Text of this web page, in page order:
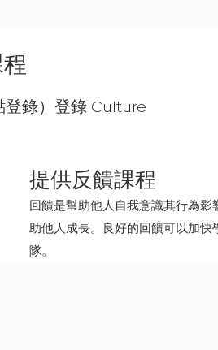
登錄）登錄 Culture
提供反饋課程
回饋是幫助他人自我意識其行為影
助他人成長。良好的回饋可以加快
隊。